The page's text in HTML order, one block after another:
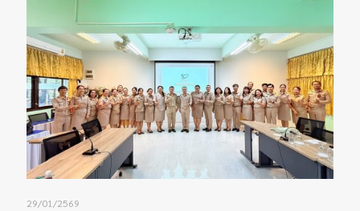
29/01/2569